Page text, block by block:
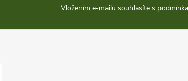
Vložením e-mailu souhlasíte s